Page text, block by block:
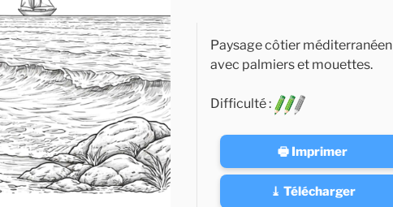
Paysage côtier méditerranéen
avec palmiers et mouettes.
Difficulté :
🖶 Imprimer
⤓ Télécharger